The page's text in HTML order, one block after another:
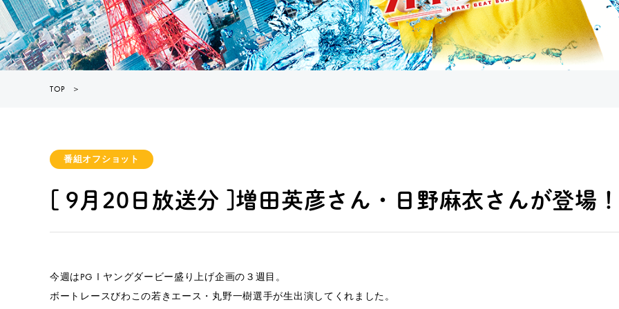
TOP ＞
番組オフショット
[ 9月20日放送分 ]増田英彦さん・日野麻衣さんが登場
今週はPGⅠヤングダービー盛り上げ企画の３週目。
ボートレースびわこの若きエース・丸野一樹選手が生出演してくれました。